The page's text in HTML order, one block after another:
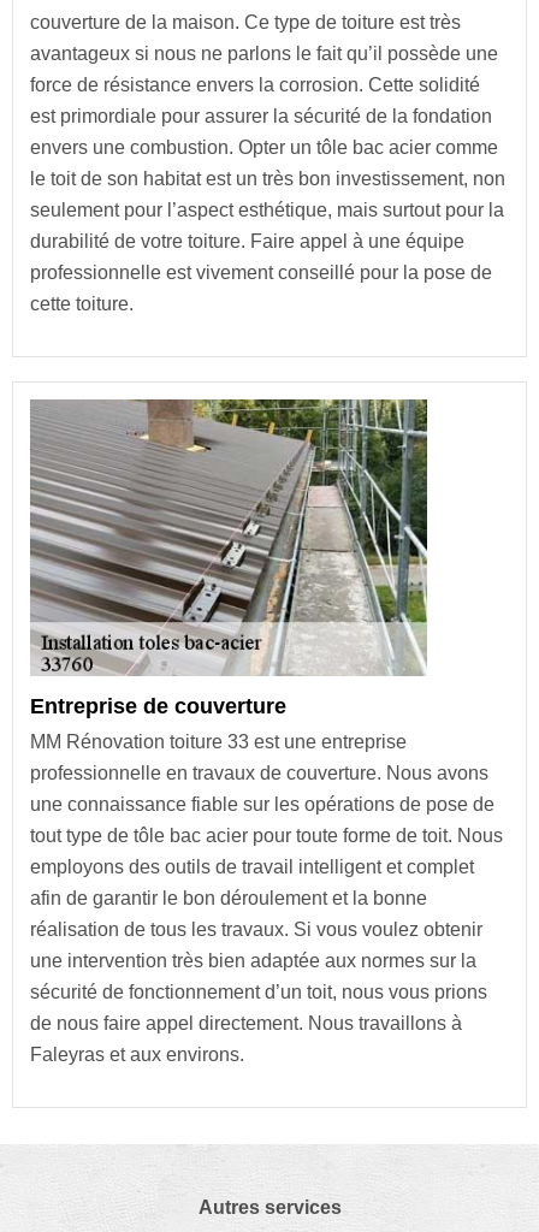
couverture de la maison. Ce type de toiture est très
avantageux si nous ne parlons le fait qu’il possède une
force de résistance envers la corrosion. Cette solidité
est primordiale pour assurer la sécurité de la fondation
envers une combustion. Opter un tôle bac acier comme
le toit de son habitat est un très bon investissement, non
seulement pour l’aspect esthétique, mais surtout pour la
durabilité de votre toiture. Faire appel à une équipe
professionnelle est vivement conseillé pour la pose de
cette toiture.
Entreprise de couverture
MM Rénovation toiture 33 est une entreprise
professionnelle en travaux de couverture. Nous avons
une connaissance fiable sur les opérations de pose de
tout type de tôle bac acier pour toute forme de toit. Nous
employons des outils de travail intelligent et complet
afin de garantir le bon déroulement et la bonne
réalisation de tous les travaux. Si vous voulez obtenir
une intervention très bien adaptée aux normes sur la
sécurité de fonctionnement d’un toit, nous vous prions
de nous faire appel directement. Nous travaillons à
Faleyras et aux environs.
Autres services